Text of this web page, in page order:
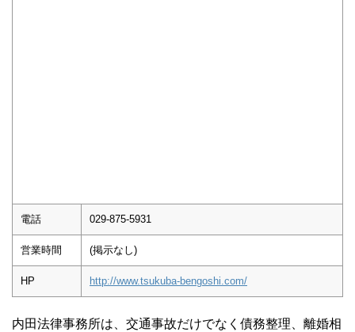
電話 029-875-5931
営業時間 (掲示なし)
HP http://www.tsukuba-bengoshi.com/
内田法律事務所は、交通事故だけでなく債務整理、離婚相